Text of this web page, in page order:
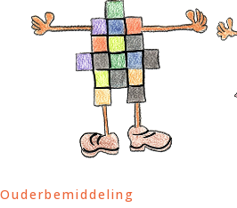
Ouderbemiddeling